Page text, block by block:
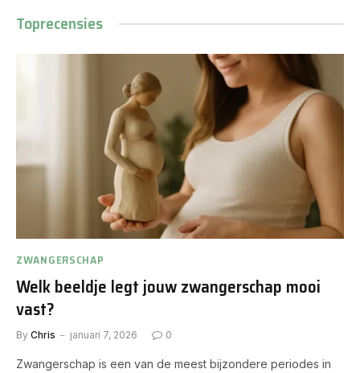
Toprecensies
ZWANGERSCHAP
Welk beeldje legt jouw zwangerschap mooi
vast?
By Chris januari 7, 2026 0
Zwangerschap is een van de meest bijzondere periodes in